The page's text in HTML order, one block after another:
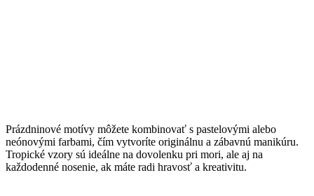
Prázdninové motívy môžete kombinovať s pastelovými alebo
neónovými farbami, čím vytvoríte originálnu a zábavnú manikúru.
Tropické vzory sú ideálne na dovolenku pri mori, ale aj na
každodenné nosenie, ak máte radi hravosť a kreativitu.